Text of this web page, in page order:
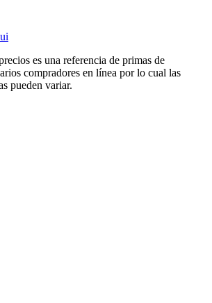
es una referencia de primas de
compradores en línea por lo cual las
pueden variar.